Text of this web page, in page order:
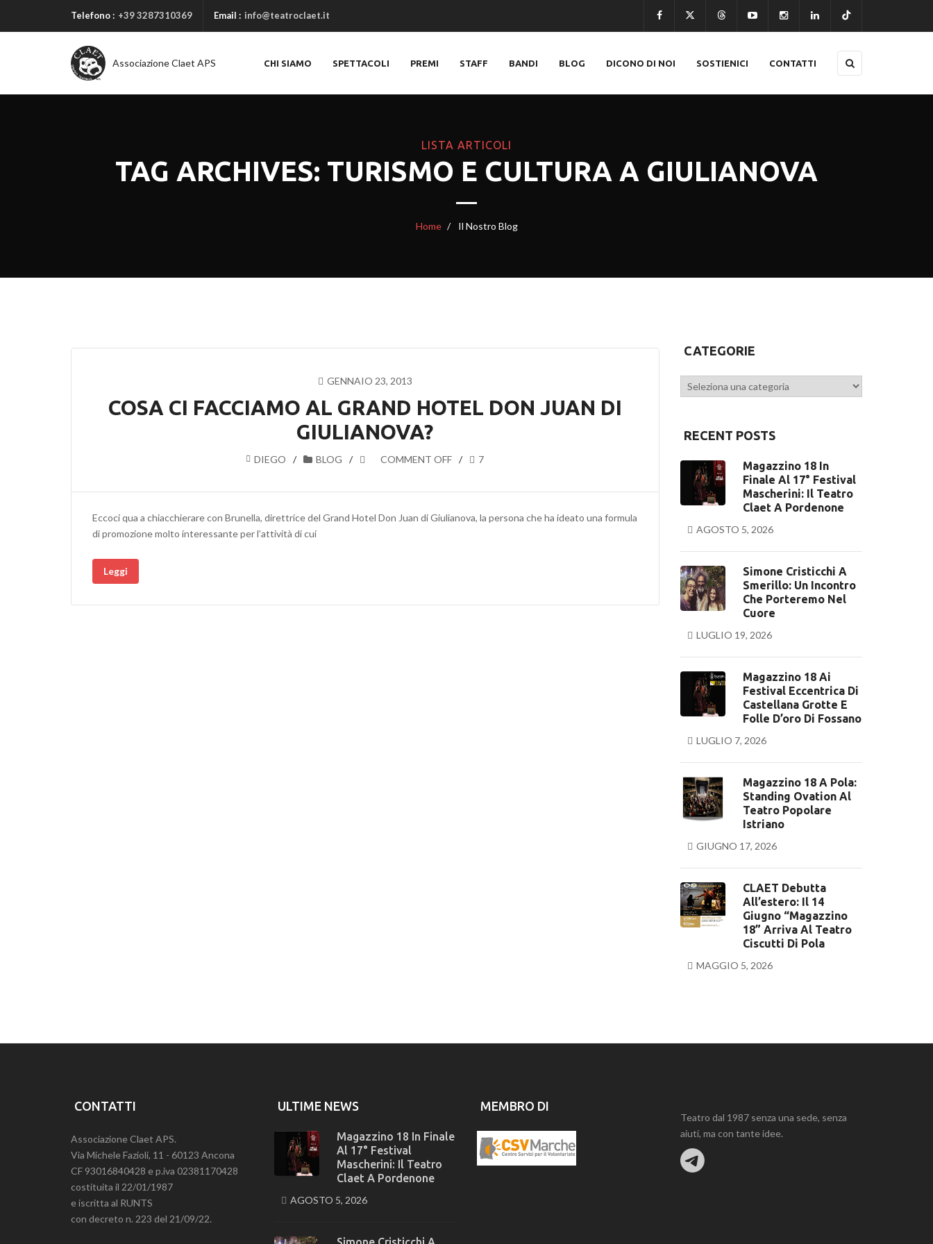
Telefono : +39 3287310369 Email : info@teatroclaet.it
Associazione Claet APS CHI SIAMO SPETTACOLI PREMI STAFF BANDI BLOG DICONO DI NOI SOSTIENICI CONTATTI
LISTA ARTICOLI
TAG ARCHIVES: TURISMO E CULTURA A GIULIANOVA
Home Il Nostro Blog
GENNAIO 23, 2013
COSA CI FACCIAMO AL GRAND HOTEL DON JUAN DI
GIULIANOVA?
DIEGO BLOG COMMENT OFF 7
Eccoci qua a chiacchierare con Brunella, direttrice del Grand Hotel Don Juan di Giulianova, la persona che ha ideato una formula
di promozione molto interessante per l’attività di cui
Leggi
CATEGORIE
Categorie
RECENT POSTS
Magazzino 18 In
Finale Al 17° Festival
Mascherini: Il Teatro
Claet A Pordenone
AGOSTO 5, 2026
Simone Cristicchi A
Smerillo: Un Incontro
Che Porteremo Nel
Cuore
LUGLIO 19, 2026
Magazzino 18 Ai
Festival Eccentrica Di
Castellana Grotte E
Folle D’oro Di Fossano
LUGLIO 7, 2026
Magazzino 18 A Pola:
Standing Ovation Al
Teatro Popolare
Istriano
GIUGNO 17, 2026
CLAET Debutta
All’estero: Il 14
Giugno “Magazzino
18” Arriva Al Teatro
Ciscutti Di Pola
MAGGIO 5, 2026
CONTATTI
Associazione Claet APS.
Via Michele Fazioli, 11 - 60123 Ancona
CF 93016840428 e p.iva 02381170428
costituita il 22/01/1987
e iscritta al RUNTS
con decreto n. 223 del 21/09/22.
ULTIME NEWS
Magazzino 18 In Finale
Al 17° Festival
Mascherini: Il Teatro
Claet A Pordenone
AGOSTO 5, 2026
MEMBRO DI
Teatro dal 1987 senza una sede, senza
aiuti, ma con tante idee.